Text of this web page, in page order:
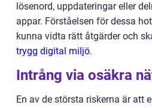
lösenord, uppdateringar eller
appar. Förståelsen för dessa
kunna vidta rätt åtgärder och
trygg digital miljö.
Intrång via osäkra
En av de största riskerna är att